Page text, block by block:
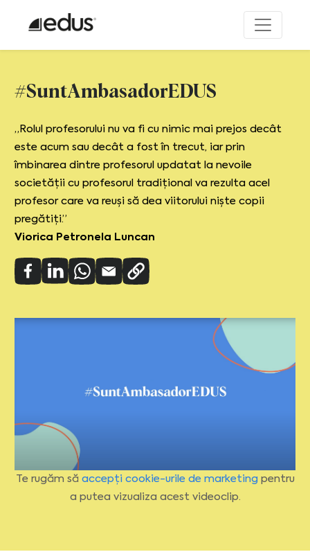
#SuntAmbasadorEDUS
„Rolul profesorului nu va fi cu nimic mai prejos decât
este acum sau decât a fost în trecut, iar prin
îmbinarea dintre profesorul updatat la nevoile
societății cu profesorul tradițional va rezulta acel
profesor care va reuși să dea viitorului niște copii
pregătiți.”
Viorica Petronela Luncan
Te rugăm să accepți cookie-urile de marketing pentru
a putea vizualiza acest videoclip.